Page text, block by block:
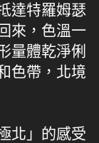
達特羅姆瑟
來，色溫一
量體乾淨俐
色帶，北境
北」的感受